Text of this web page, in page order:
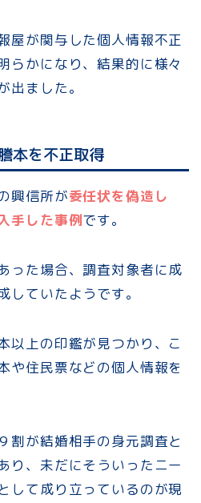
屋が関与した個人情報不正
らかになり、結果的に様々
出ました。
本を不正取得
興信所が委任状を偽造し
手した事例です。
った場合、調査対象者に成
していたようです。
以上の印鑑が見つかり、こ
や住民票などの個人情報を
割が結婚相手の身元調査と
り、未だにそういったニー
して成り立っているのが現